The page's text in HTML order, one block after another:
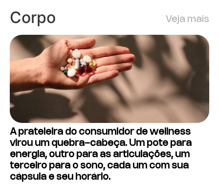
Corpo Veja mais
A prateleira do consumidor de wellness
virou um quebra-cabeça. Um pote para
energia, outro para as articulações, um
terceiro para o sono, cada um com sua
cápsula e seu horário.